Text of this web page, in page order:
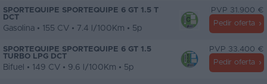
SPORTEQUIPE SPORTEQUIPE 6 GT 1.5 T
DCT
Gasolina • 155 CV • 7.4 l/100Km • 5p
PVP 31.900 €
Pedir oferta
SPORTEQUIPE SPORTEQUIPE 6 GT 1.5
TURBO LPG DCT
Bifuel • 149 CV • 9.6 l/100Km • 5p
PVP 33.400 €
Pedir oferta